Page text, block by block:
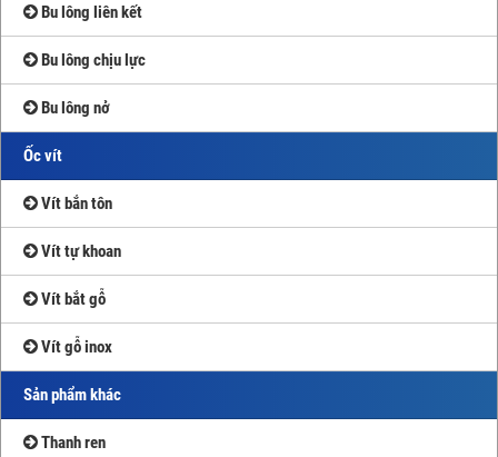
Bu lông liên kết
Bu lông chịu lực
Bu lông nở
Ốc vít
Vít bắn tôn
Vít tự khoan
Vít bắt gỗ
Vít gỗ inox
Sản phẩm khác
Thanh ren